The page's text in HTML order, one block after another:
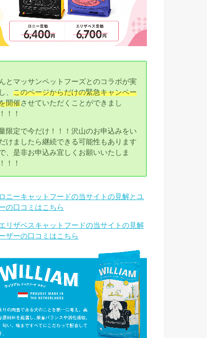
とマッサンペットフーズとのコラボが実
、このページからだけの緊急キャンペー
開催させていただくことができまし
！！
限定で今だけ！！！沢山のお申込みをい
けましたら継続できる可能性もあります
、是非お申込み宜しくお願いいたしま
！！
ニーキャットフードの当サイトの見解とユ
の口コミはこちら
リザベスキャットフードの当サイトの見解
ザーの口コミはこちら